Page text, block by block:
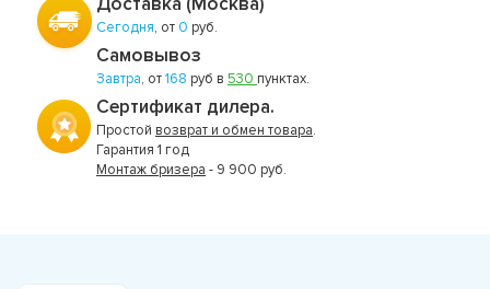
Сегодня, от 0 руб.
Самовывоз
Завтра, от168 руб в 530 пунктах.
Сертификат дилера.
Простой возврат и обмен товара.
Гарантия 1 год
Монтаж бризера - 9 900 руб.